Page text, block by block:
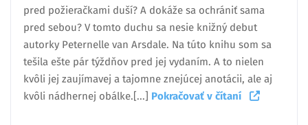
pred požieračkami duší? A dokáže sa ochrániť sama
pred sebou? V tomto duchu sa nesie knižný debut
autorky Peternelle van Arsdale. Na túto knihu som sa
tešila ešte pár týždňov pred jej vydaním. A to nielen
kvôli jej zaujímavej a tajomne znejúcej anotácii, ale aj
kvôli nádhernej obálke.[...] Pokračovať v čítaní